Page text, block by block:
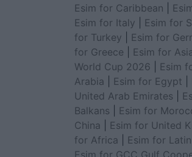
Esim for Caribbean
Esim for Italy
Esim for
for Turkey
Esim for
for Greece
Esim for
World Cup 2026
Esim
Arabia
Esim for Egypt
United Arab Emirates
Balkans
Esim for
China
Esim for United
for Africa
Esim for
Esim for GCC Gulf